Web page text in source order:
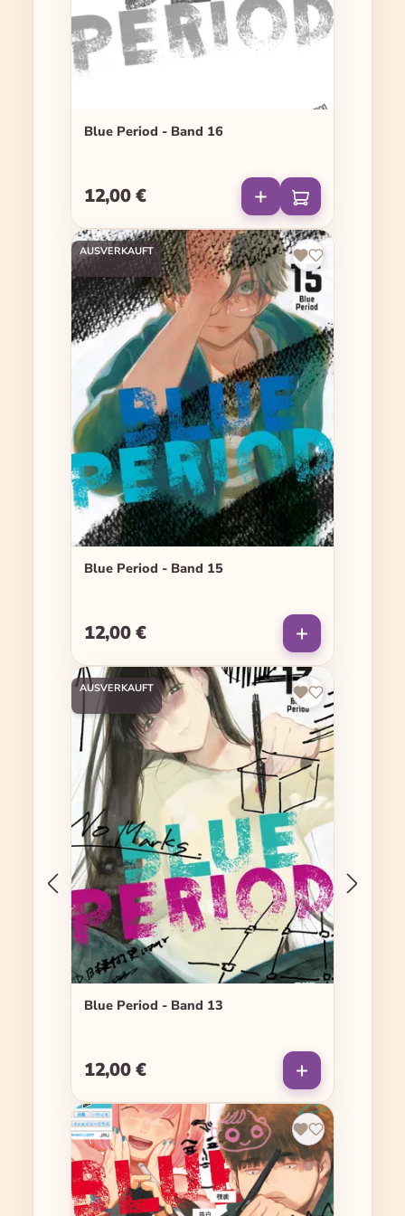
Blue Period - Band 16
Regulärer Preis:
12,00 €
AUSVERKAUFT
Blue Period - Band 15
Regulärer Preis:
12,00 €
AUSVERKAUFT
Blue Period - Band 13
Regulärer Preis:
12,00 €